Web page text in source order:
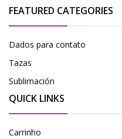
FEATURED CATEGORIES
Dados para contato
Tazas
Sublimación
QUICK LINKS
Carrinho